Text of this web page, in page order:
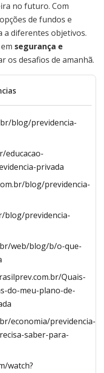
no futuro. Com
de fundos e
a diferentes objetivos.
segurança e
os desafios de amanhã.
blog/previdencia-
educacao-
privada
blog/previdencia-
blog/previdencia-
web/blog/b/o-que-
Quais-
do-meu-plano-de-
economia/previdencia-
saber-para-
watch?